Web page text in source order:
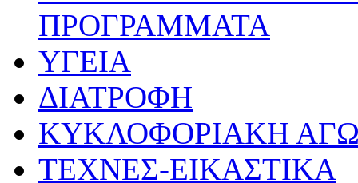
ΠΡΟΓΡΑΜΜΑΤΑ
ΥΓΕΙΑ
ΔΙΑΤΡΟΦΗ
ΚΥΚΛΟΦΟΡΙΑΚΗ
ΤΕΧΝΕΣ-ΕΙΚΑΣΤΙΚΑ